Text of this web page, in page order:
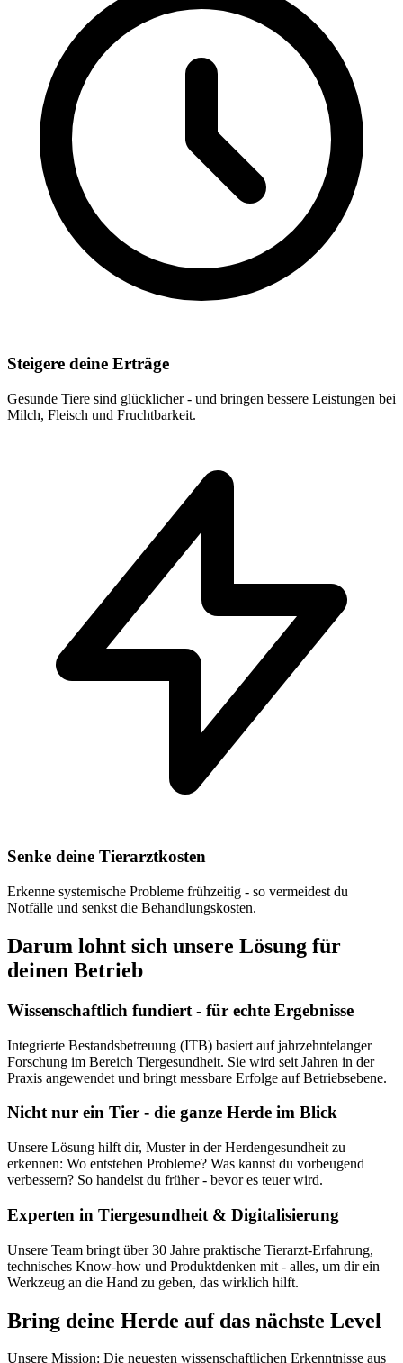
Steigere deine Erträge
Gesunde Tiere sind glücklicher - und bringen bessere Leistungen bei
Milch, Fleisch und Fruchtbarkeit.
Senke deine Tierarztkosten
Erkenne systemische Probleme frühzeitig - so vermeidest du
Notfälle und senkst die Behandlungskosten.
Darum lohnt sich unsere Lösung für
deinen Betrieb
Wissenschaftlich fundiert - für echte Ergebnisse
Integrierte Bestandsbetreuung (ITB) basiert auf jahrzehntelanger
Forschung im Bereich Tiergesundheit. Sie wird seit Jahren in der
Praxis angewendet und bringt messbare Erfolge auf Betriebsebene.
Nicht nur ein Tier - die ganze Herde im Blick
Unsere Lösung hilft dir, Muster in der Herdengesundheit zu
erkennen: Wo entstehen Probleme? Was kannst du vorbeugend
verbessern? So handelst du früher - bevor es teuer wird.
Experten in Tiergesundheit & Digitalisierung
Unsere Team bringt über 30 Jahre praktische Tierarzt-Erfahrung,
technisches Know-how und Produktdenken mit - alles, um dir ein
Werkzeug an die Hand zu geben, das wirklich hilft.
Bring deine Herde auf das nächste Level
Unsere Mission: Die neuesten wissenschaftlichen Erkenntnisse aus